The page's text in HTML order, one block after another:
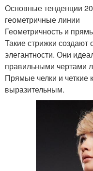
Основные тенденции
геометричные линии
Геометричность и
Такие стрижки создают
элегантности. Они
правильными чертами
Прямые челки и четкие
выразительным.